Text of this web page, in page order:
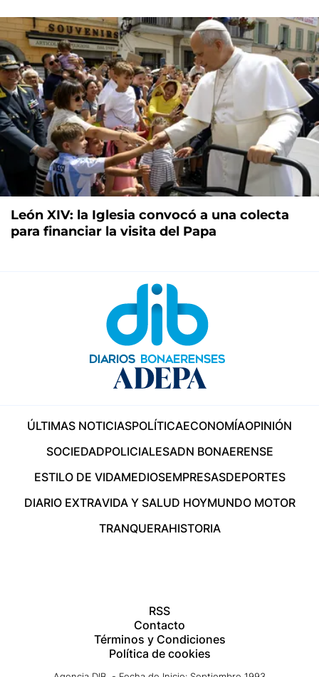
León XIV: la Iglesia convocó a una colecta
para financiar la visita del Papa
ÚLTIMAS NOTICIASPOLÍTICAECONOMÍAOPINIÓN
SOCIEDADPOLICIALESADN BONAERENSE
ESTILO DE VIDAMEDIOSEMPRESASDEPORTES
DIARIO EXTRAVIDA Y SALUD HOYMUNDO MOTOR
TRANQUERAHISTORIA
RSS
Contacto
Términos y Condiciones
Política de cookies